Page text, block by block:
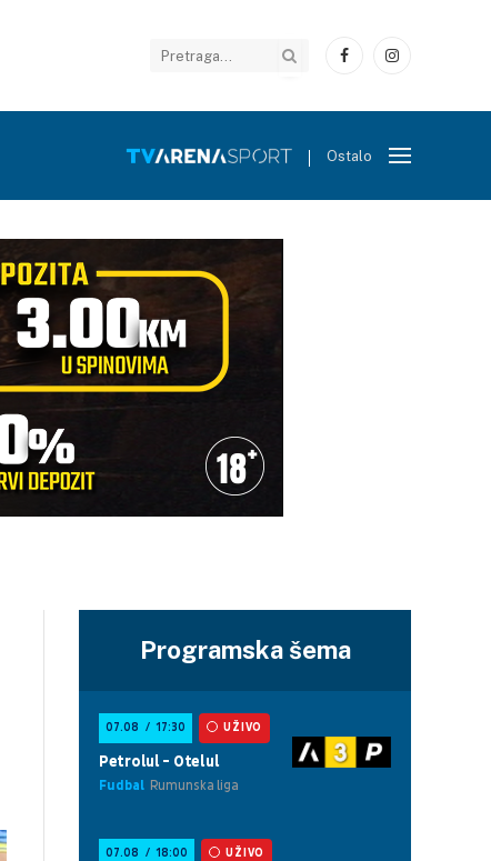
FacebookInstagram
Ostalo
Programska šema